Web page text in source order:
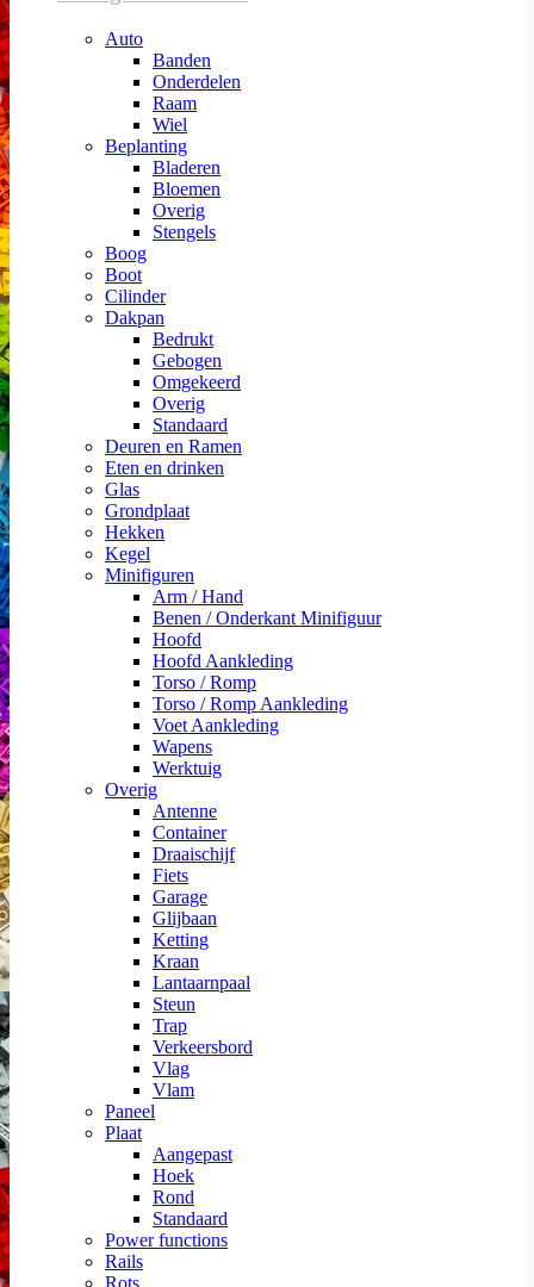
Auto
Banden
Onderdelen
Raam
Wiel
Beplanting
Bladeren
Bloemen
Overig
Stengels
Boog
Boot
Cilinder
Dakpan
Bedrukt
Gebogen
Omgekeerd
Overig
Standaard
Deuren en Ramen
Eten en drinken
Glas
Grondplaat
Hekken
Kegel
Minifiguren
Arm / Hand
Benen / Onderkant Minifiguur
Hoofd
Hoofd Aankleding
Torso / Romp
Torso / Romp Aankleding
Voet Aankleding
Wapens
Werktuig
Overig
Antenne
Container
Draaischijf
Fiets
Garage
Glijbaan
Ketting
Kraan
Lantaarnpaal
Steun
Trap
Verkeersbord
Vlag
Vlam
Paneel
Plaat
Aangepast
Hoek
Rond
Standaard
Power functions
Rails
Rots